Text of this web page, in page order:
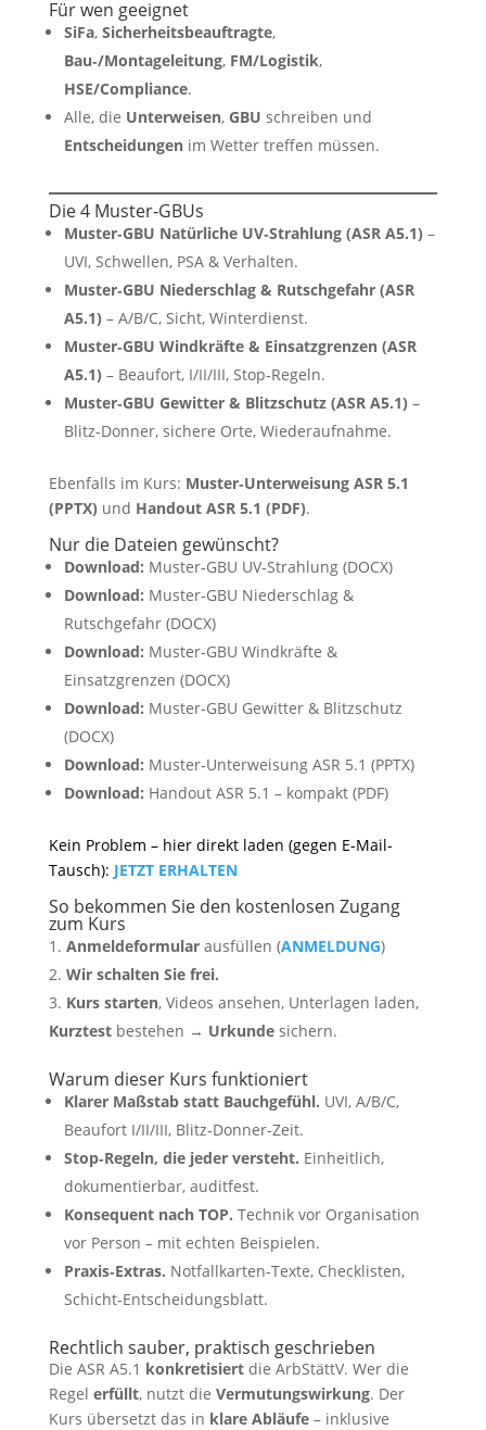
Für wen geeignet
SiFa, Sicherheitsbeauftragte,
Bau‑/Montageleitung, FM/Logistik,
HSE/Compliance.
Alle, die Unterweisen, GBU schreiben und
Entscheidungenim Wetter treffen müssen.
Die 4 Muster‑GBUs
Muster‑GBU Natürliche UV‑Strahlung (ASR A5.1) –
UVI, Schwellen, PSA & Verhalten.
Muster‑GBU Niederschlag & Rutschgefahr (ASR
A5.1) – A/B/C, Sicht, Winterdienst.
Muster‑GBU Windkräfte & Einsatzgrenzen (ASR
A5.1) – Beaufort, I/II/III, Stop‑Regeln.
Muster‑GBU Gewitter & Blitzschutz (ASR A5.1) –
Blitz‑Donner, sichere Orte, Wiederaufnahme.
Ebenfalls im Kurs: Muster‑Unterweisung ASR 5.1
(PPTX) und Handout ASR 5.1 (PDF).
Nur die Dateien gewünscht?
Download: Muster‑GBU UV‑Strahlung (DOCX)
Download: Muster‑GBU Niederschlag &
Rutschgefahr (DOCX)
Download: Muster‑GBU Windkräfte &
Einsatzgrenzen (DOCX)
Download: Muster‑GBU Gewitter & Blitzschutz
(DOCX)
Download: Muster‑Unterweisung ASR 5.1 (PPTX)
Download: Handout ASR 5.1 – kompakt (PDF)
Kein Problem – hier direkt laden (gegen E-Mail-
Tausch): JETZT ERHALTEN
So bekommen Sie den kostenlosen Zugang
zum Kurs
Anmeldeformular ausfüllen (ANMELDUNG)
Wir schalten Sie frei.
Kurs starten, Videos ansehen, Unterlagen laden,
Kurztestbestehen → Urkundesichern.
Warum dieser Kurs funktioniert
Klarer Maßstab statt Bauchgefühl. UVI, A/B/C,
Beaufort I/II/III, Blitz‑Donner‑Zeit.
Stop‑Regeln, die jeder versteht. Einheitlich,
dokumentierbar, auditfest.
Konsequent nach TOP. Technik vor Organisation
vor Person – mit echten Beispielen.
Praxis‑Extras. Notfallkarten‑Texte, Checklisten,
Schicht‑Entscheidungsblatt.
Rechtlich sauber, praktisch geschrieben
Die ASR A5.1 konkretisiertdie ArbStättV. Wer die
Regel erfüllt, nutzt die Vermutungswirkung. Der
Kurs übersetzt das in klare Abläufe– inklusive